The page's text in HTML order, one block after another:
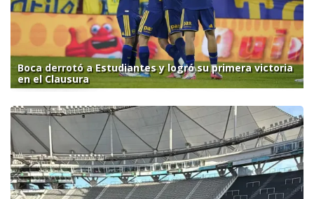
Boca derrotó a Estudiantes y logró su primera victoria
en el Clausura